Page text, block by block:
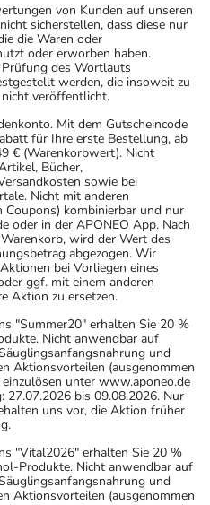
von Kunden auf unseren
sicherstellen, dass diese nur
die Waren oder
oder erworben haben.
des Wortlauts
werden, die insoweit zu
veröffentlicht.
Mit dem Gutscheincode
für Ihre erste Bestellung, ab
€ (Warenkorbwert). Nicht
Bücher,
sowie bei
Nicht mit anderen
kombinierbar und nur
oder in der APONEO App. Nach
wird der Wert des
abgezogen. Wir
bei Vorliegen eines
ggf. mit einem anderen
Aktion zu ersetzen.
"Summer20" erhalten Sie 20 %
Nicht anwendbar auf
und
Aktionsvorteilen (ausgenommen
unter www.aponeo.de
27.07.2026 bis 09.08.2026. Nur
uns vor, die Aktion früher
"Vital2026" erhalten Sie 20 %
Produkte. Nicht anwendbar auf
und
Aktionsvorteilen (ausgenommen